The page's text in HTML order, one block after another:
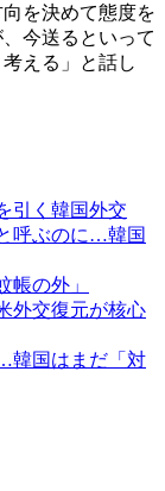
を決めて態度を
今送るといって
える」と話し
引く韓国外交
呼ぶのに…韓国
帳の外」
外交復元が核心
韓国はまだ「対